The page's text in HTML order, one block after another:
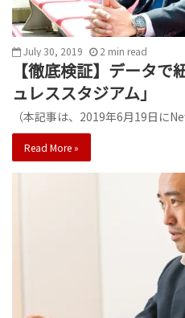
July 30, 2019 2 min read
【徹底検証】データ
ュレススタジアム」
（本記事は、2019年6月19日に
Read More »